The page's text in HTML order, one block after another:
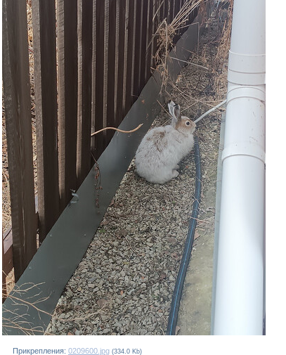
Прикрепления: 0209600.jpg (334.0 Kb)